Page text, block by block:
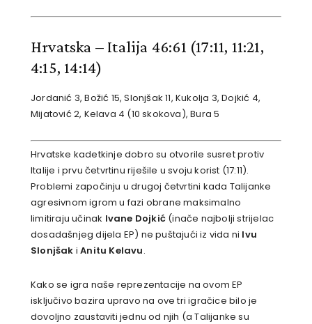
Hrvatska – Italija 46:61 (17:11, 11:21,
4:15, 14:14)
Jordanić 3, Božić 15, Slonjšak 11, Kukolja 3, Dojkić 4,
Mijatović 2, Kelava 4 (10 skokova), Bura 5
Hrvatske kadetkinje dobro su otvorile susret protiv
Italije i prvu četvrtinu riješile u svoju korist (17:11).
Problemi započinju u drugoj četvrtini kada Talijanke
agresivnom igrom u fazi obrane maksimalno
limitiraju učinak Ivane Dojkić (inače najbolji strijelac
dosadašnjeg dijela EP) ne puštajući iz vida ni Ivu
Slonjšak iAnitu Kelavu.
Kako se igra naše reprezentacije na ovom EP
isključivo bazira upravo na ove tri igračice bilo je
dovoljno zaustaviti jednu od njih (a Talijanke su